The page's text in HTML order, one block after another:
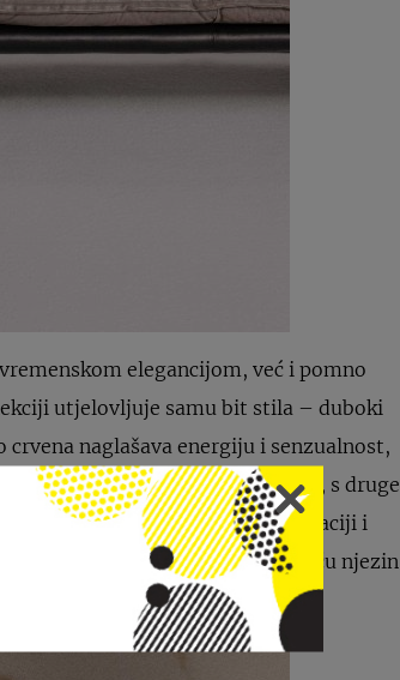
elegancijom, već i pomno
utjelovljuje samu bit stila – duboki
naglašava energiju i senzualnost,
Bež i nude tonovi, s druge
gotovo svakoj odjevnoj kombinaciji i
zlatni detalji koji ističu njezin